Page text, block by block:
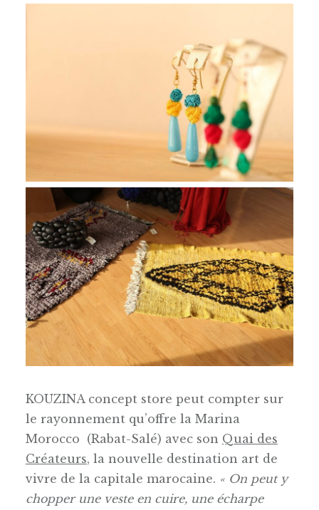
KOUZINA concept store peut compter sur
le rayonnement qu’offre la Marina
Morocco (Rabat-Salé) avec son Quai des
Créateurs, la nouvelle destination art de
vivre de la capitale marocaine. « On peut y
chopper une veste en cuire, une écharpe